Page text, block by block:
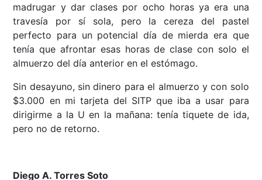
madrugar y dar clases por ocho horas ya era una
travesía por sí sola, pero la cereza del pastel
perfecto para un potencial día de mierda era que
tenía que afrontar esas horas de clase con solo el
almuerzo del día anterior en el estómago.
Sin desayuno, sin dinero para el almuerzo y con solo
$3.000 en mi tarjeta del SITP que iba a usar para
dirigirme a la U en la mañana: tenía tiquete de ida,
pero no de retorno.
Diego A. Torres Soto